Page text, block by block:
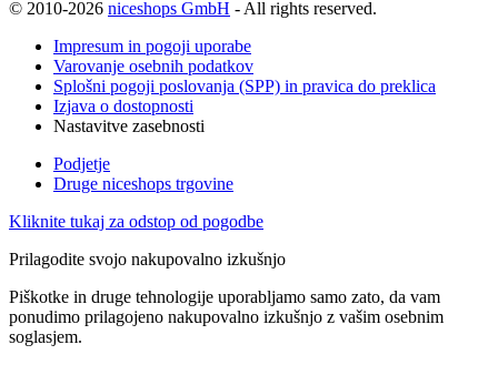
© 2010-2026 niceshops GmbH - All rights reserved.
Impresum in pogoji uporabe
Varovanje osebnih podatkov
Splošni pogoji poslovanja (SPP) in pravica do preklica
Izjava o dostopnosti
Nastavitve zasebnosti
Podjetje
Druge niceshops trgovine
Kliknite tukaj za odstop od pogodbe
Prilagodite svojo nakupovalno izkušnjo
Piškotke in druge tehnologije uporabljamo samo zato, da vam
ponudimo prilagojeno nakupovalno izkušnjo z vašim osebnim
soglasjem.